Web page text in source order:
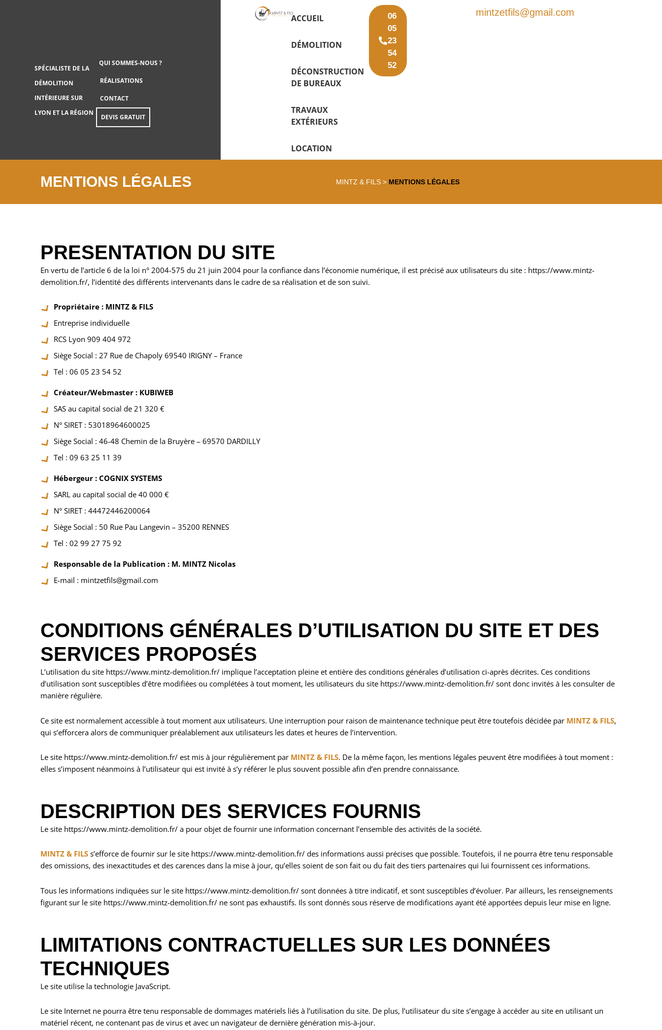
SPÉCIALISTE DE LA
DÉMOLITION
INTÉRIEURE SUR
LYON ET LA RÉGION
QUI SOMMES-NOUS ?
RÉALISATIONS
CONTACT
DEVIS GRATUIT
ACCUEIL
DÉMOLITION
DÉCONSTRUCTION
DE BUREAUX
TRAVAUX
EXTÉRIEURS
LOCATION
06
05
23
54
52
mintzetfils@gmail.com
MENTIONS LÉGALES MINTZ & FILS > MENTIONS LÉGALES
PRESENTATION DU SITE
En vertu de l’article 6 de la loi n° 2004-575 du 21 juin 2004 pour la confiance dans l’économie numérique, il est précisé aux utilisateurs du site : https://www.mintz-
demolition.fr/, l’identité des différents intervenants dans le cadre de sa réalisation et de son suivi.
Propriétaire : MINTZ & FILS
Entreprise individuelle
RCS Lyon 909 404 972
Siège Social : 27 Rue de Chapoly 69540 IRIGNY – France
Tel : 06 05 23 54 52
Créateur/Webmaster : KUBIWEB
SAS au capital social de 21 320 €
N° SIRET : 53018964600025
Siège Social : 46-48 Chemin de la Bruyère – 69570 DARDILLY
Tel : 09 63 25 11 39
Hébergeur : COGNIX SYSTEMS
SARL au capital social de 40 000 €
N° SIRET : 44472446200064
Siège Social : 50 Rue Pau Langevin – 35200 RENNES
Tel : 02 99 27 75 92
Responsable de la Publication : M. MINTZ Nicolas
E-mail : mintzetfils@gmail.com
CONDITIONS GÉNÉRALES D’UTILISATION DU SITE ET DES
SERVICES PROPOSÉS
L’utilisation du site https://www.mintz-demolition.fr/ implique l’acceptation pleine et entière des conditions générales d’utilisation ci-après décrites. Ces conditions
d’utilisation sont susceptibles d’être modifiées ou complétées à tout moment, les utilisateurs du site https://www.mintz-demolition.fr/ sont donc invités à les consulter de
manière régulière.
Ce site est normalement accessible à tout moment aux utilisateurs. Une interruption pour raison de maintenance technique peut être toutefois décidée par MINTZ & FILS,
qui s’efforcera alors de communiquer préalablement aux utilisateurs les dates et heures de l’intervention.
Le site https://www.mintz-demolition.fr/ est mis à jour régulièrement par MINTZ & FILS. De la même façon, les mentions légales peuvent être modifiées à tout moment :
elles s’imposent néanmoins à l’utilisateur qui est invité à s’y référer le plus souvent possible afin d’en prendre connaissance.
DESCRIPTION DES SERVICES FOURNIS
Le site https://www.mintz-demolition.fr/ a pour objet de fournir une information concernant l’ensemble des activités de la société.
MINTZ & FILS s’efforce de fournir sur le site https://www.mintz-demolition.fr/ des informations aussi précises que possible. Toutefois, il ne pourra être tenu responsable
des omissions, des inexactitudes et des carences dans la mise à jour, qu’elles soient de son fait ou du fait des tiers partenaires qui lui fournissent ces informations.
Tous les informations indiquées sur le site https://www.mintz-demolition.fr/ sont données à titre indicatif, et sont susceptibles d’évoluer. Par ailleurs, les renseignements
figurant sur le site https://www.mintz-demolition.fr/ ne sont pas exhaustifs. Ils sont donnés sous réserve de modifications ayant été apportées depuis leur mise en ligne.
LIMITATIONS CONTRACTUELLES SUR LES DONNÉES
TECHNIQUES
Le site utilise la technologie JavaScript.
Le site Internet ne pourra être tenu responsable de dommages matériels liés à l’utilisation du site. De plus, l’utilisateur du site s’engage à accéder au site en utilisant un
matériel récent, ne contenant pas de virus et avec un navigateur de dernière génération mis-à-jour.